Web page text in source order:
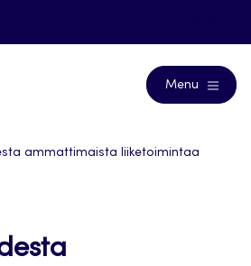
Menu
ammattimaista liiketoimintaa